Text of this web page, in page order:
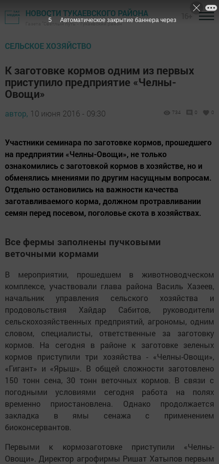
НОВОСТИ ТУКАЕВСКОГО РАЙОНА
Газета "Светлый путь" - Тукаевский район
СЕЛЬСКОЕ ХОЗЯЙСТВО
К заготовке кормов одним из первых
приступило предприятие «Челны-
Овощи»
автор, 10 июня 2016 - 09:30 734 0 0
Участники семинара по заготовке кормов, прошедшего
на предприятии «Челны-Овощи», не только
ознакомились с заготовкой кормов в хозяйстве, но и
обменялись мнениями по другим насущным вопросам.
Отдельно остановились на важности качества
заготавливаемого корма, должном протравливании
семян перед посевом, поголовье скота в хозяйствах.
Все фермы заполнены пучковыми
веточными кормами
В мероприятии, прошедшем в животноводческом
комплексе, участвовали глава района Василь Хазеев,
начальник управления сельского хозяйства и
продовольствия Хайдар Сабитов, руководители
сельскохозяйственных предприятий, агрономы, одним
словом, специалисты, ответственные за заготовку
кормов. На сегодня в районе к заготовке зеленых
кормов приступили три хозяйства - «Челны-Овощи»,
«Гигант» и «Ярыш». В общей сложности заготовлено
150 тонн сена, 30 тонн веточных кормов. В связи с
погодными условиями сегодня работа на полях
временно приостановлена. Однако продолжается
закладка в ямы сенажа с применением
биоконсервантов.
Первыми к кормозаготовке приступили «Челны-
Овощи». Директор агрофирмы Ришат Хатыпов первым
4 Автоматическое закрытие баннера через